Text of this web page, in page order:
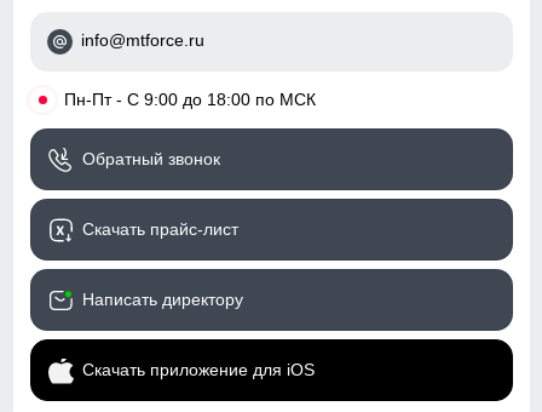
info@mtforce.ru
• Пн-Пт - С 9:00 до 18:00 по МСК
Обратный звонок
Скачать прайс-лист
Написать директору
Скачать приложение для iOS